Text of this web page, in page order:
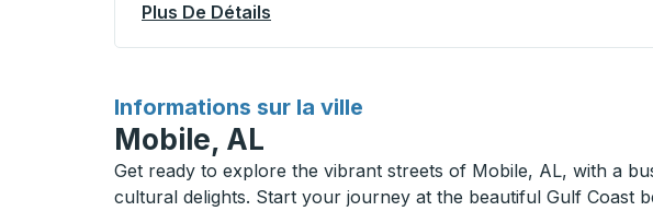
Plus De Détails
Informations sur la ville
pour
Mobile, AL
Get ready to explore the vibrant streets of Mobile, AL, with a
cultural delights. Start your journey at the beautiful Gulf Coast